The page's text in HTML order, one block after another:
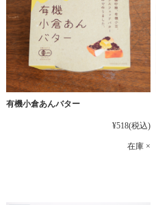
有機小倉あんバター
¥518(税込)
在庫 ×